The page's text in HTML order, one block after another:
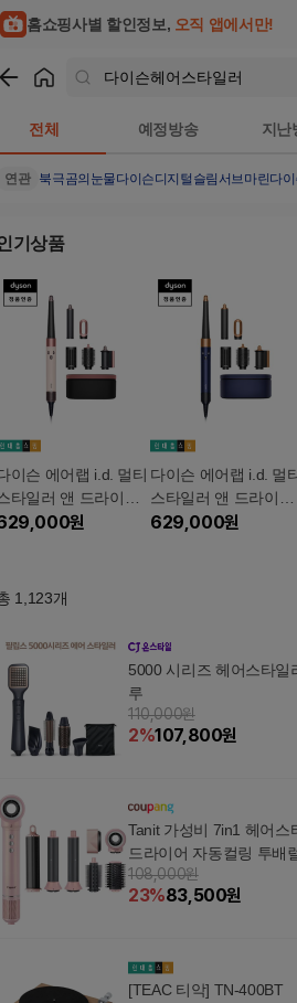
홈쇼핑사별 할인정보, 오직 앱에서만!
전체 예정방송 지난
연관 북극곰의눈물다이슨디지털슬림서브마린다
기상품
이슨 에어랩 i.d. 멀티
타일러 앤 드라이어
라믹 핑크]
원
다이슨 에어랩 i.d. 멀
스타일러 앤 드라이어
[블루/코퍼]
629,000원
1,123개
5000 시리즈 헤어스타일
루
110,000원
2%107,800원
Tanit 가성비 7in1 헤어
드라이어 자동컬링 투배
892-A
108,000원
23%83,500원
[TEAC 티악] TN-400BT